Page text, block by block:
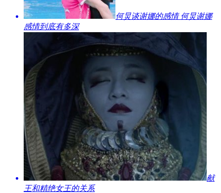
​何炅谈谢娜的感情 何炅谢娜
感情到底有多深
​献
王和精绝女王的关系